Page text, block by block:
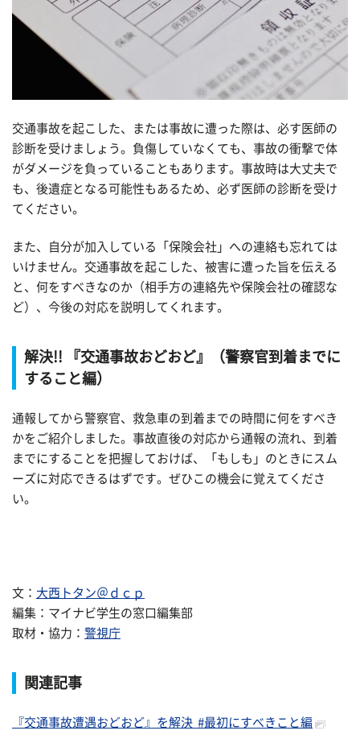
交通事故を起こした、または事故に遭った際は、必す医師の
診断を受けましょう。負傷していなくても、事故の衝撃で体
がダメージを負っていることもあります。事故時は大丈夫で
も、後遺症となる可能性もあるため、必ず医師の診断を受け
てください。
また、自分が加入している「保険会社」への連絡も忘れては
いけません。交通事故を起こした、被害に遭った旨を伝える
と、何をすべきなのか（相手方の連絡先や保険会社の確認な
ど）、今後の対応を説明してくれます。
解決!! 『交通事故おどおど』（警察官到着までに
すること編）
通報してから警察官、救急車の到着までの時間に何をすべき
かをご紹介しました。事故直後の対応から通報の流れ、到着
までにすることを把握しておけば、「もしも」のときにスム
ーズに対応できるはずです。ぜひこの機会に覚えてくださ
い。
文： 大西トタン＠ｄｃｐ
編集：マイナビ学生の窓口編集部
取材・協力： 警視庁
関連記事
『交通事故遭遇おどおど』を解決 #最初にすべきこと編